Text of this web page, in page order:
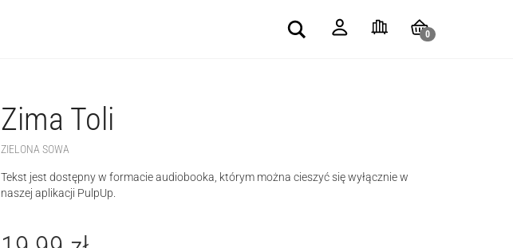
Search
0
Zima Toli
ZIELONA SOWA
Tekst jest dostępny w formacie audiobooka, którym można cieszyć się wyłącznie w
naszej aplikacji PulpUp.